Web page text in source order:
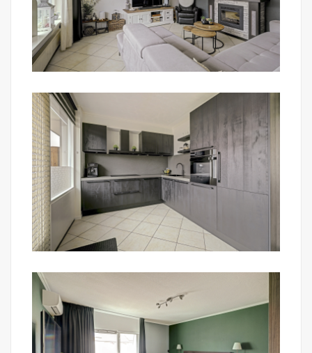
Onderhoudsvriendelijke voortuin met sierbestrating
en een plantenborder.
De achtertuin is gelegen op het zuidoosten, geheel
bestraat en heeft een achterom, buitenkraan en
een stenen berging met elektra.
Algemeen:
- Verrassend ruime gezinswoning;
- 4 slaapkamers met de mogelijkheid voor een 5e;
- Moderne badkamer en keuken (2024);
- Airconditioning op de ouderslaapkamer;
- Achtertuin met achterom op het zuidoosten;
- Op korte afstand van de natuur, supermarkten en
scholen;
- Energielabel: A (vraag je adviseur naar de extra
leenmogelijkheden);
- Aanvaarding: in overleg (indicatie: begin oktober
2026)